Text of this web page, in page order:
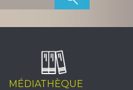
MÉDIATHÈQUE